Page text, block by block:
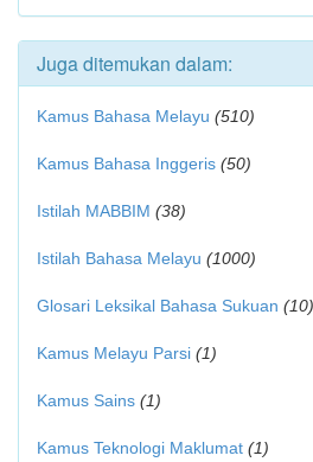
Juga ditemukan dalam:
Kamus Bahasa Melayu (510)
Kamus Bahasa Inggeris (50)
Istilah MABBIM (38)
Istilah Bahasa Melayu (1000)
Glosari Leksikal Bahasa Sukuan (10)
Kamus Melayu Parsi (1)
Kamus Sains (1)
Kamus Teknologi Maklumat (1)